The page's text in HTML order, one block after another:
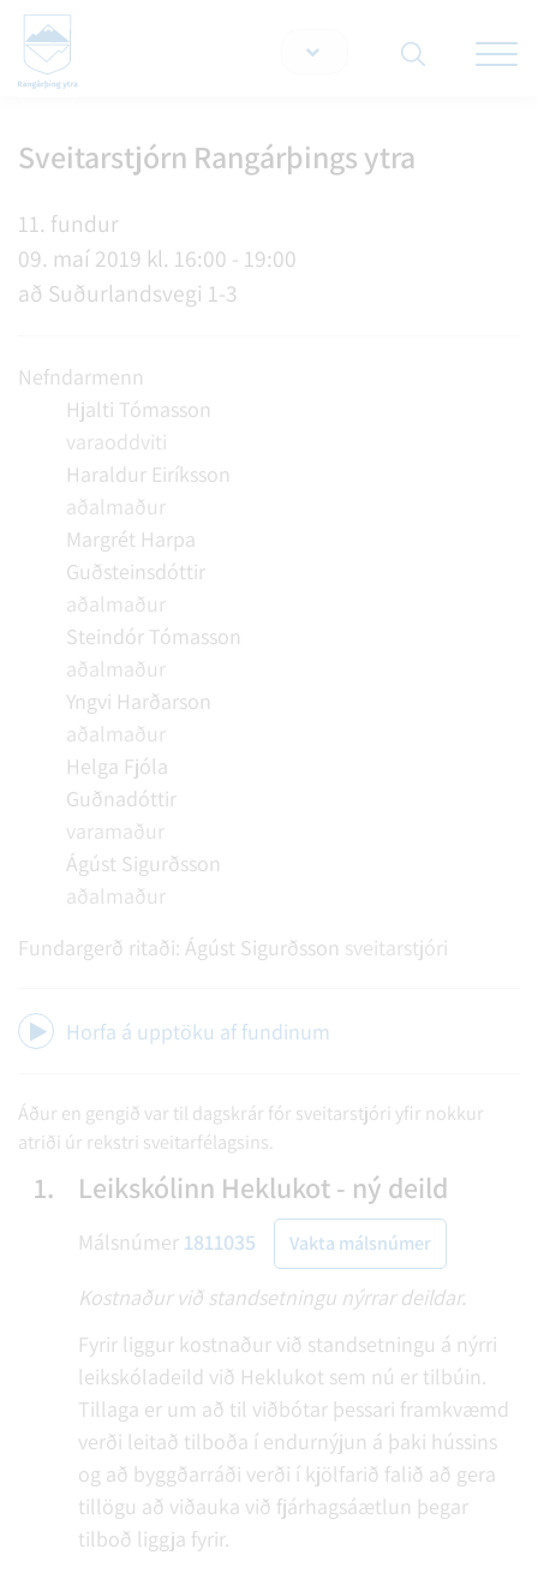
Sveitarstjórn Rangárþings ytra
11. fundur
09. maí 2019 kl. 16:00 - 19:00
að Suðurlandsvegi 1-3
Nefndarmenn
Hjalti Tómasson
varaoddviti
Haraldur Eiríksson
aðalmaður
Margrét Harpa
Guðsteinsdóttir
aðalmaður
Steindór Tómasson
aðalmaður
Yngvi Harðarson
aðalmaður
Helga Fjóla
Guðnadóttir
varamaður
Ágúst Sigurðsson
aðalmaður
Fundargerð ritaði: Ágúst Sigurðsson sveitarstjóri
Horfa á upptöku af fundinum
Áður en gengið var til dagskrár fór sveitarstjóri yfir nokkur
atriði úr rekstri sveitarfélagsins.
1. Leikskólinn Heklukot - ný deild
Málsnúmer 1811035 Vakta málsnúmer
Kostnaður við standsetningu nýrrar deildar.
Fyrir liggur kostnaður við standsetningu á nýrri
leikskóladeild við Heklukot sem nú er tilbúin.
Tillaga er um að til viðbótar þessari framkvæmd
verði leitað tilboða í endurnýjun á þaki hússins
og að byggðarráði verði í kjölfarið falið að gera
tillögu að viðauka við fjárhagsáætlun þegar
tilboð liggja fyrir.
Leita á vef